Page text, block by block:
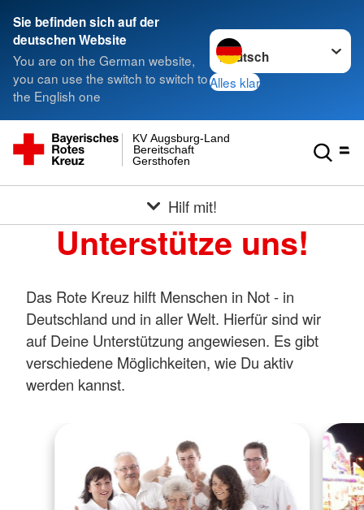
Sie befinden sich auf der
deutschen Website
You are on the German website,
you can use the switch to switch to
the English one
Sprache wechseln zu
Alles klar
Gersthofen
Bereitschaft
KV Augsburg-Land
Hilf mit!
Unterstütze uns!
Das Rote Kreuz hilft Menschen in Not - in
Deutschland und in aller Welt. Hierfür sind wir
auf Deine Unterstützung angewiesen. Es gibt
verschiedene Möglichkeiten, wie Du aktiv
werden kannst.